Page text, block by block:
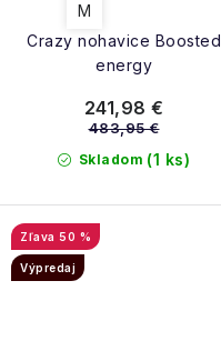
Crazy nohavice Boosted
energy
M
Skladom (1 ks)
241,98 €
483,95 €
50 %
Výpredaj